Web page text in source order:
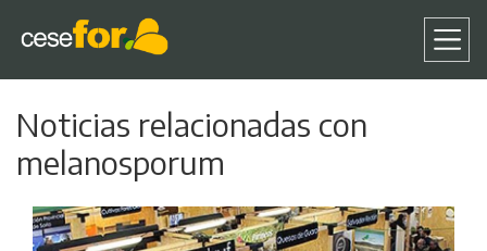
al
Noticias relacionadas con
melanosporum